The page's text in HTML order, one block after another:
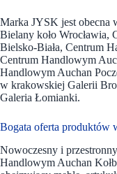
Marka JYSK jest obecna
Bielany koło Wrocławia,
Bielsko-Biała, Centrum
Centrum Handlowym
Handlowym Auchan
w krakowskiej Galerii
Galeria Łomianki.
Bogata oferta produktów
Nowoczesny i
Handlowym Auchan